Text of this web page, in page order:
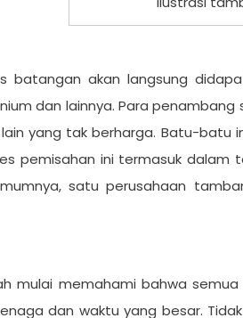
batangan akan langsung
dan lainnya. Para
yang tak berharga. Batu-batu
pemisahan ini termasuk
satu perusahaan
mulai memahami bahwa
dan waktu yang besar.